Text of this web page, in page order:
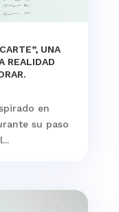
UNA
REALIDAD
en
su paso